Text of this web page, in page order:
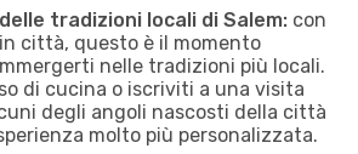
tradizioni locali di Salem: con
città, questo è il momento
nelle tradizioni più locali.
di cucina o iscriviti a una visita
degli angoli nascosti della città
molto più personalizzata.